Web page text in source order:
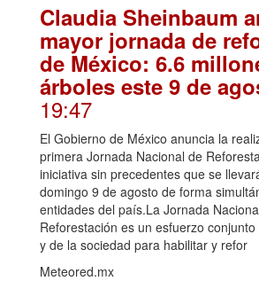
Claudia Sheinbaum
mayor jornada de
de México: 6.6
árboles este 9 de
19:47
El Gobierno de México anuncia la
primera Jornada Nacional de
iniciativa sin precedentes que se
domingo 9 de agosto de forma
entidades del país.La Jornada
Reforestación es un esfuerzo
y de la sociedad para habilitar y refor
Meteored.mx